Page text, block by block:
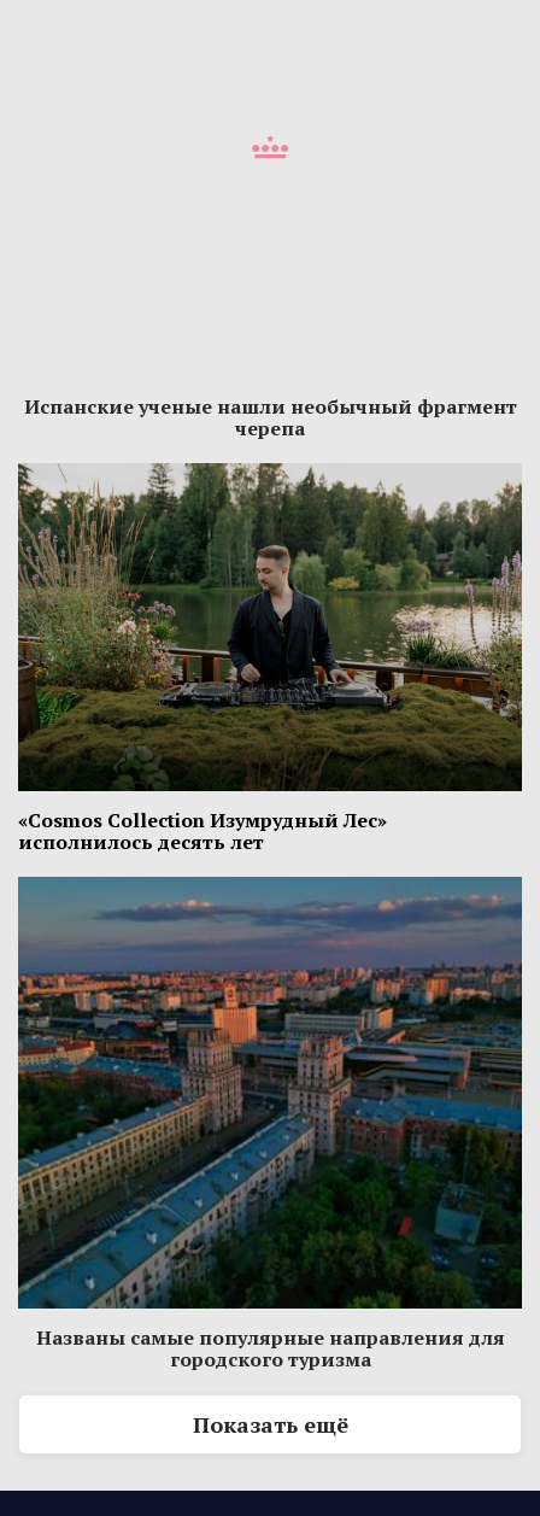
Испанские ученые нашли необычный фрагмент
черепа
«Cosmos Collection Изумрудный Лес»
исполнилось десять лет
Названы самые популярные направления для
городского туризма
Показать ещё